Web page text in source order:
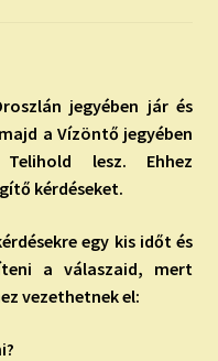
jegyében jár és
a Vízöntő jegyében
lesz. Ehhez
kérdéseket.
egy kis időt és
a válaszaid, mert
vezethetnek el: